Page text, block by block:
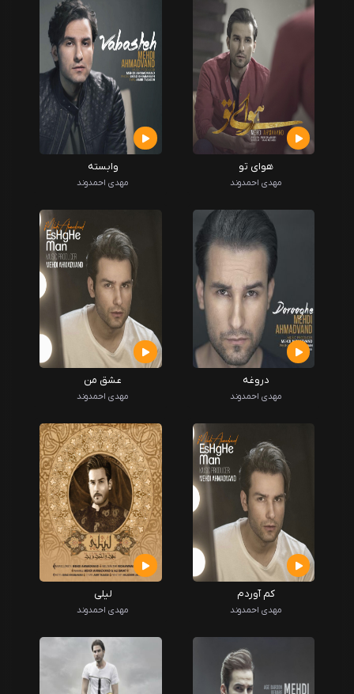
هوای تو
مهدی احمدوند
وابسته
مهدی احمدوند
دروغه
مهدی احمدوند
عشق من
مهدی احمدوند
کم آوردم
مهدی احمدوند
لیلی
مهدی احمدوند